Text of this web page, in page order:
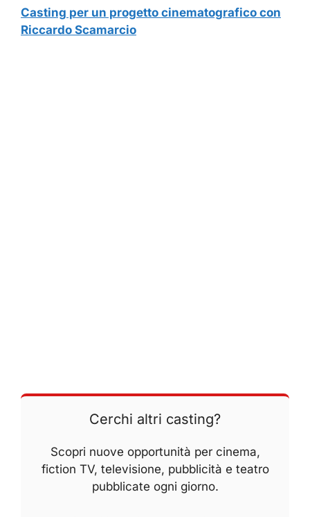
Casting per un progetto cinematografico con
Riccardo Scamarcio
Cerchi altri casting?
Scopri nuove opportunità per cinema,
fiction TV, televisione, pubblicità e teatro
pubblicate ogni giorno.